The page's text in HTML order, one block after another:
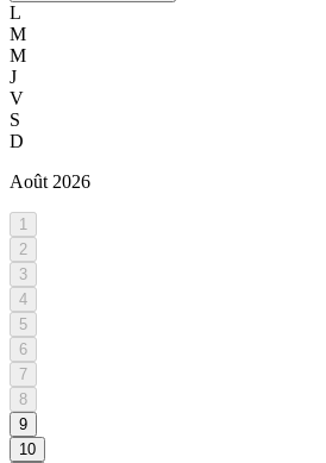
L
M
M
J
V
S
D
Août 2026
1
2
3
4
5
6
7
8
9
10